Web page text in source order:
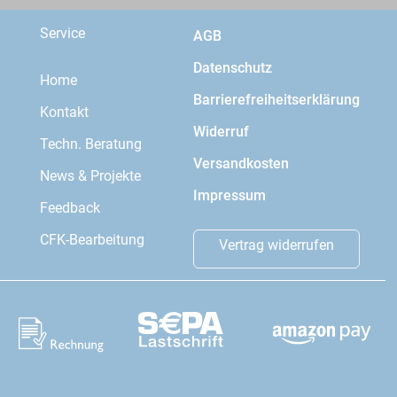
Service
Home
Kontakt
Techn. Beratung
News & Projekte
Feedback
CFK-Bearbeitung
AGB
Datenschutz
Barrierefreiheitserklärung
Widerruf
Versandkosten
Impressum
Vertrag widerrufen